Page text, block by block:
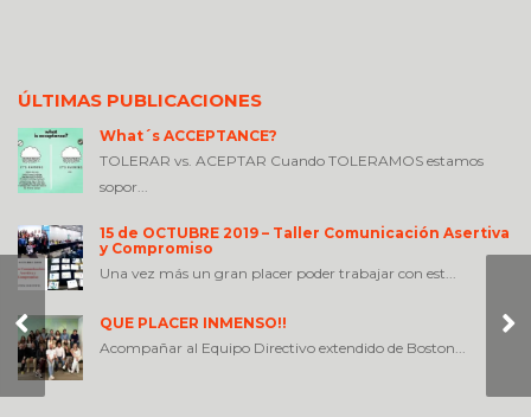
ÚLTIMAS PUBLICACIONES
What´s ACCEPTANCE?
TOLERAR vs. ACEPTAR Cuando TOLERAMOS estamos
sopor...
15 de OCTUBRE 2019 – Taller Comunicación Asertiva
y Compromiso
Una vez más un gran placer poder trabajar con est...
QUE PLACER INMENSO!!
Acompañar al Equipo Directivo extendido de Boston...
nunca hizo un
marinero experto